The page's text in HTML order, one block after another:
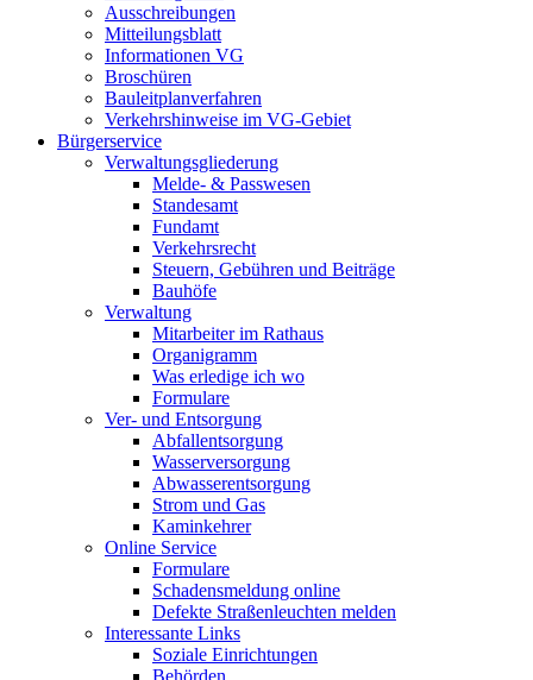
Ausschreibungen
Mitteilungsblatt
Informationen VG
Broschüren
Bauleitplanverfahren
Verkehrshinweise im VG-Gebiet
Bürgerservice
Verwaltungsgliederung
Melde- & Passwesen
Standesamt
Fundamt
Verkehrsrecht
Steuern, Gebühren und Beiträge
Bauhöfe
Verwaltung
Mitarbeiter im Rathaus
Organigramm
Was erledige ich wo
Formulare
Ver- und Entsorgung
Abfallentsorgung
Wasserversorgung
Abwasserentsorgung
Strom und Gas
Kaminkehrer
Online Service
Formulare
Schadensmeldung online
Defekte Straßenleuchten melden
Interessante Links
Soziale Einrichtungen
Behörden